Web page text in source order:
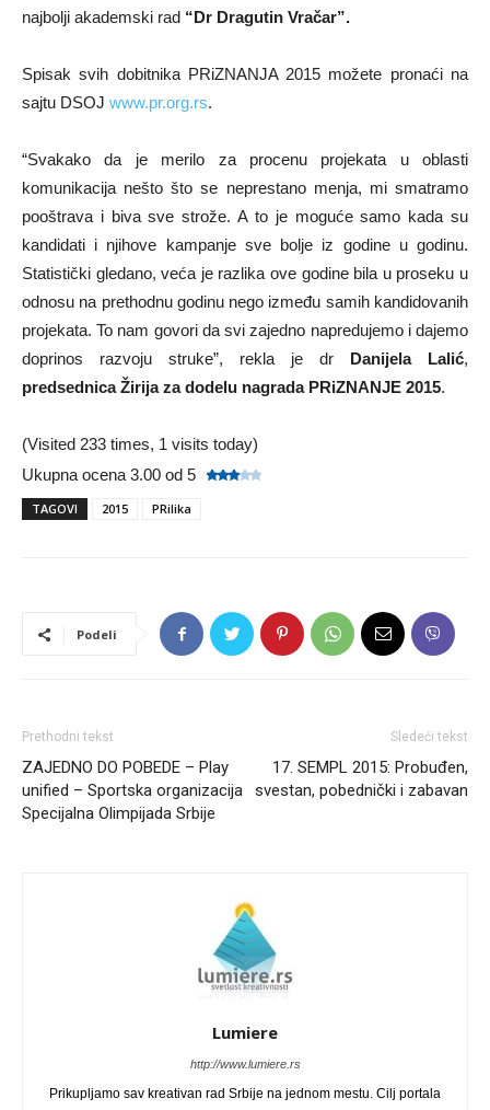
najbolji akademski rad “Dr Dragutin Vračar”.
Spisak svih dobitnika PRiZNANJA 2015 možete pronaći na
sajtu DSOJ www.pr.org.rs.
“Svakako da je merilo za procenu projekata u oblasti
komunikacija nešto što se neprestano menja, mi smatramo
pooštrava i biva sve strože. A to je moguće samo kada su
kandidati i njihove kampanje sve bolje iz godine u godinu.
Statistički gledano, veća je razlika ove godine bila u proseku u
odnosu na prethodnu godinu nego između samih kandidovanih
projekata. To nam govori da svi zajedno napredujemo i dajemo
doprinos razvoju struke”, rekla je dr Danijela Lalić,
predsednica Žirija za dodelu nagrada PRiZNANJE 2015.
(Visited 233 times, 1 visits today)
Ukupna ocena 3.00 od 5
TAGOVI 2015 PRilika
Podeli
Prethodni tekst
ZAJEDNO DO POBEDE – Play
unified – Sportska organizacija
Specijalna Olimpijada Srbije
Sledeći tekst
17. SEMPL 2015: Probuđen,
svestan, pobednički i zabavan
Lumiere
http://www.lumiere.rs
Prikupljamo sav kreativan rad Srbije na jednom mestu. Cilj portala